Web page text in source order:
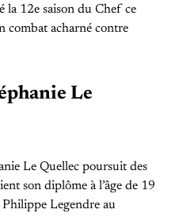
la 12e saison du Chef ce
combat acharné contre
Le
Le Quellec poursuit des
son diplôme à l’âge de 19
Legendre au